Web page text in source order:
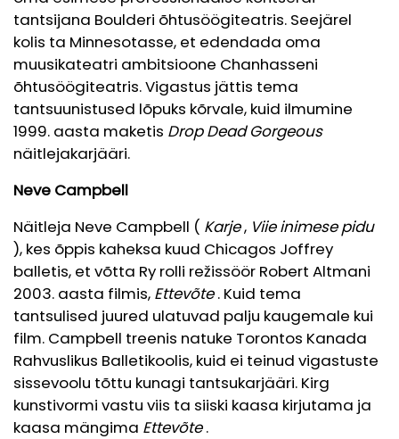
tantsijana Boulderi õhtusöögiteatris. Seejärel
kolis ta Minnesotasse, et edendada oma
muusikateatri ambitsioone Chanhasseni
õhtusöögiteatris. Vigastus jättis tema
tantsuunistused lõpuks kõrvale, kuid ilmumine
1999. aasta maketis Drop Dead Gorgeous
näitlejakarjääri.
Neve Campbell
Näitleja Neve Campbell ( Karje, Viie inimese pidu
), kes õppis kaheksa kuud Chicagos Joffrey
balletis, et võtta Ry rolli režissöör Robert Altmani
2003. aasta filmis, Ettevõte. Kuid tema
tantsulised juured ulatuvad palju kaugemale kui
film. Campbell treenis natuke Torontos Kanada
Rahvuslikus Balletikoolis, kuid ei teinud vigastuste
sissevoolu tõttu kunagi tantsukarjääri. Kirg
kunstivormi vastu viis ta siiski kaasa kirjutama ja
kaasa mängima Ettevõte.